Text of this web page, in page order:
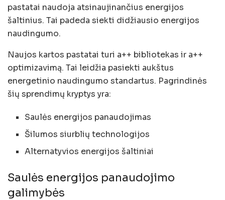
pastatai naudoja atsinaujinančius energijos
šaltinius. Tai padeda siekti didžiausio energijos
naudingumo.
Naujos kartos pastatai turi a++ bibliotekas ir a++
optimizavimą. Tai leidžia pasiekti aukštus
energetinio naudingumo standartus. Pagrindinės
šių sprendimų kryptys yra:
Saulės energijos panaudojimas
Šilumos siurblių technologijos
Alternatyvios energijos šaltiniai
Saulės energijos panaudojimo
galimybės